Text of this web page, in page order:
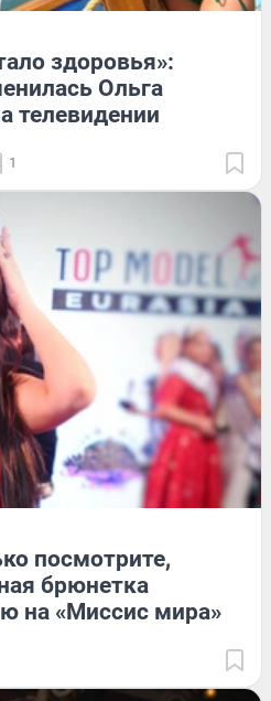
здоровья»:
Ольга
телевидении
1
посмотрите,
брюнетка
на «Миссис мира»